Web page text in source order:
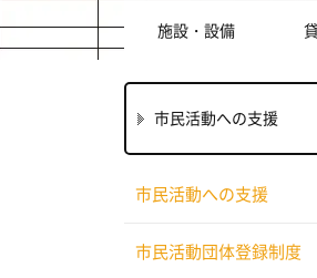
施設・設備
市民活動への支援
市民活動への支援
市民活動団体登録制度